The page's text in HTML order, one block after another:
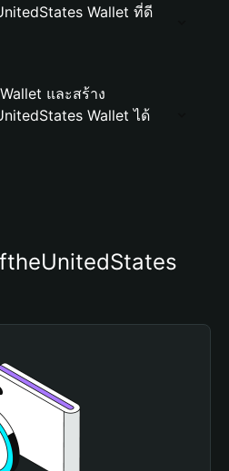
Wallet ที่ดี
และสร้าง
Wallet ได้